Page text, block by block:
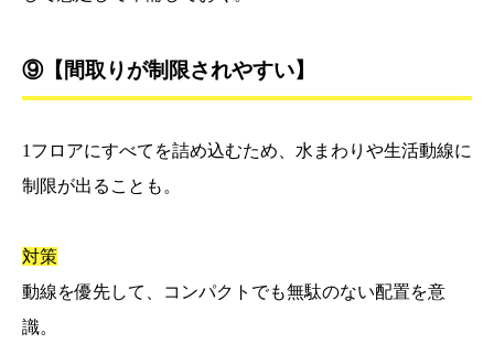
⑨【間取りが制限されやすい】
1フロアにすべてを詰め込むため、水まわりや生活動線に
制限が出ることも。
対策
動線を優先して、コンパクトでも無駄のない配置を意
識。